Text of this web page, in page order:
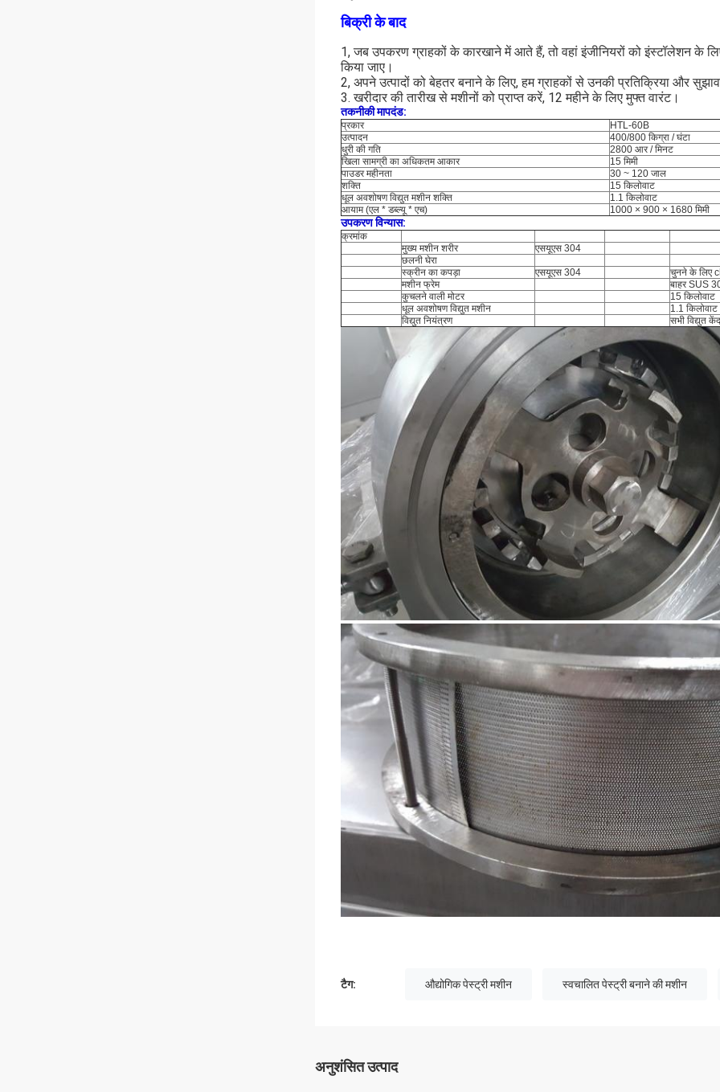
बिक्री के बाद
1, जब उपकरण ग्राहकों के कारखाने में आते हैं, तो वहां इंजीनियरों को इंस्टॉलेशन के
किया जाए।
2, अपने उत्पादों को बेहतर बनाने के लिए, हम ग्राहकों से उनकी प्रतिक्रिया और
3. खरीदार की तारीख से मशीनों को प्राप्त करें, 12 महीने के लिए मुफ्त वारंट।
तकनीकी मापदंड:
प्रकार
HTL-60B
उत्पादन
400/800 किग्रा / घंटा
धुरी की गति
2800 आर / मिनट
खिला सामग्री का अधिकतम आकार
15 मिमी
पाउडर महीनता
30 ~ 120 जाल
शक्ति
15 किलोवाट
धूल अवशोषण विद्युत मशीन शक्ति
1.1 किलोवाट
आयाम (एल * डब्ल्यू * एच)
1000 × 900 × 1680 मिमी
उपकरण विन्यास:
क्रमांक
मुख्य मशीन शरीर
एसयूएस 304
छलनी घेरा
स्क्रीन का कपड़ा
एसयूएस 304
चुनने के लिए
मशीन फ्रेम
बाहर SUS
कुचलने वाली मोटर
15 किलोवाट
धूल अवशोषण विद्युत मशीन
1.1 किलोवाट
विद्युत नियंत्रण
सभी विद्युत
टैग: औद्योगिक पेस्ट्री मशीन स्वचालित पेस्ट्री बनाने की मशीन
अनुशंसित उत्पाद